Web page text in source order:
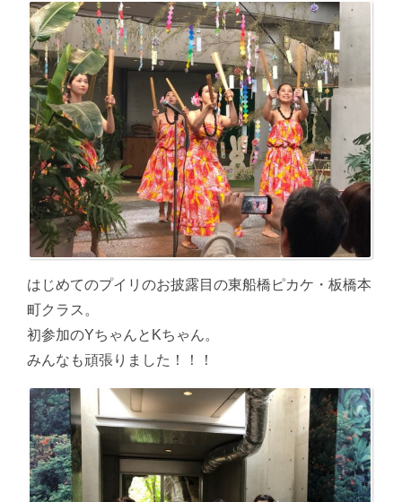
はじめてのプイリのお披露目の東船橋ピカケ・板橋本
町クラス。
初参加のYちゃんとKちゃん。
みんなも頑張りました！！！